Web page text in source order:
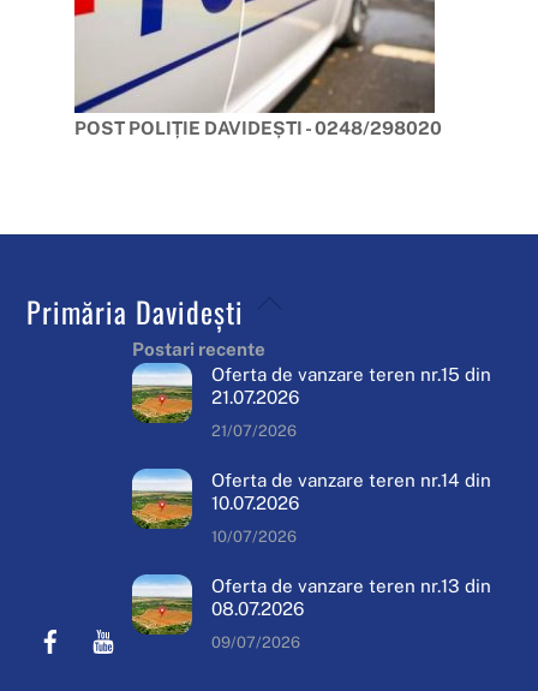
POST POLIȚIE DAVIDEȘTI - 0248/298020
Back
Primăria Davidești
FacebookYoutube
Postari recente
Oferta de vanzare teren nr.15 din
21.07.2026
21/07/2026
Oferta de vanzare teren nr.14 din
10.07.2026
10/07/2026
Oferta de vanzare teren nr.13 din
08.07.2026
09/07/2026